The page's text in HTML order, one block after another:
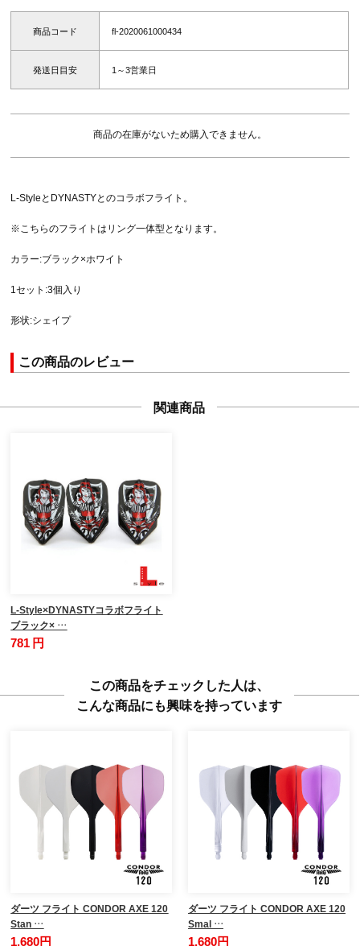
商品コード fl-2020061000434
発送日目安 1～3営業日
商品の在庫がないため購入できません。
L-StyleとDYNASTYとのコラボフライト。
※こちらのフライトはリング一体型となります。
カラー:ブラック×ホワイト
1セット:3個入り
形状:シェイプ
この商品のレビュー
関連商品
L-Style×DYNASTYコラボフライト
ブラック× …
781 円
この商品をチェックした人は、
こんな商品にも興味を持っています
ダーツ フライト CONDOR AXE 120
Stan …
1,680円
ダーツ フライト CONDOR AXE 120
Smal …
1,680円